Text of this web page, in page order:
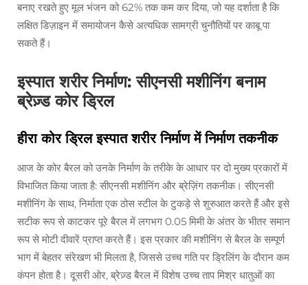
बनाए रखते हुए मूल भंजन को 62% तक कम कर दिया, जो यह दर्शाता है कि
लक्षित डिज़ाइन में समायोजन कैसे अत्यधिक सामग्री चुनौतियों पर काबू पा
सकते हैं।
इस्पात शरीर निर्माण: सीएनसी मशीनिंग बनाम
ब्रेज़्ड कोर ड्रिल
हीरा कोर ड्रिल इस्पात शरीर निर्माण में निर्माण तकनीक
आज के कोर बैरल को उनके निर्माण के तरीके के आधार पर दो मुख्य प्रकारों में
विभाजित किया जाता है: सीएनसी मशीनिंग और ब्रेज़िंग तकनीक। सीएनसी
मशीनिंग के साथ, निर्माता एक ठोस स्टील के टुकड़े से शुरुआत करते हैं और इसे
सटीक रूप से काटकर पूरे बैरल में लगभग 0.05 मिमी के अंतर के भीतर समान
रूप से मोटी दीवारें प्राप्त करते हैं। इस प्रकार की मशीनिंग से बैरल के सम्पूर्ण
भाग में बेहतर संरेखण भी मिलता है, जिससे उच्च गति पर ड्रिलिंग के दौरान कम
कंपन होता है। दूसरी ओर, ब्रेज़्ड बैरल में विशेष उच्च ताप मिश्र धातुओं का